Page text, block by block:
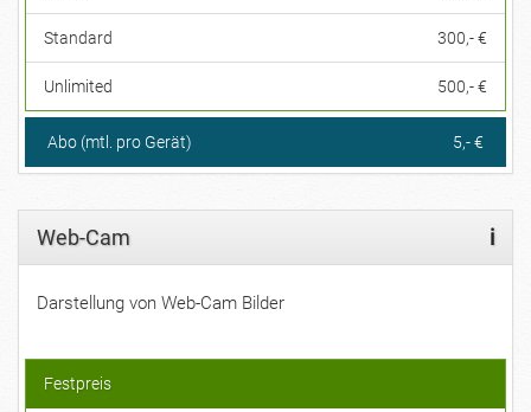
Standard 300,- €
Unlimited 500,- €
Abo (mtl. pro Gerät) 5,- €
Web-Cam i
Darstellung von Web-Cam Bilder
Festpreis